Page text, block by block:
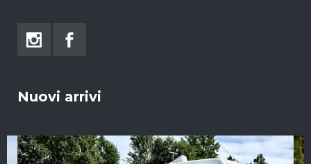
Nuovi arrivi